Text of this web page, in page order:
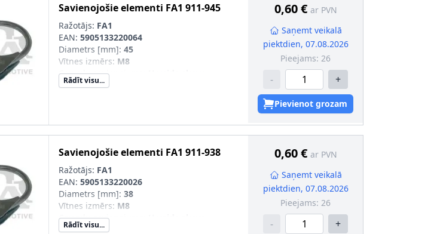
Savienojošie elementi FA1 911-945
Ražotājs: FA1
EAN: 5905133220064
Diametrs [mm]: 45
Vītnes izmērs: M8
Cauruļu savienojums
Rādīt visu...
0,60 € ar PVN
Saņemt veikalā
piektdien, 07.08.2026
Pieejams: 26
- +
Pievienot grozam
Savienojošie elementi FA1 911-938
Ražotājs: FA1
EAN: 5905133220026
Diametrs [mm]: 38
Vītnes izmērs: M8
Cauruļu savienojums
Rādīt visu...
0,60 € ar PVN
Saņemt veikalā
piektdien, 07.08.2026
Pieejams: 26
- +